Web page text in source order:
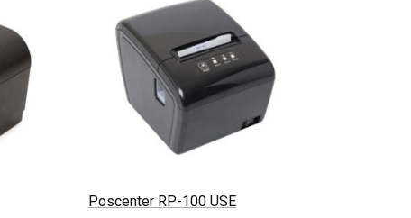
Poscenter RP-100 USE